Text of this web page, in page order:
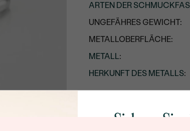
ARTEN DER
UNGEFÄHRES GEWICHT:
METALLOBERFLÄCHE:
METALL:
HERKUNFT DES METALLS:
Sichern Sie